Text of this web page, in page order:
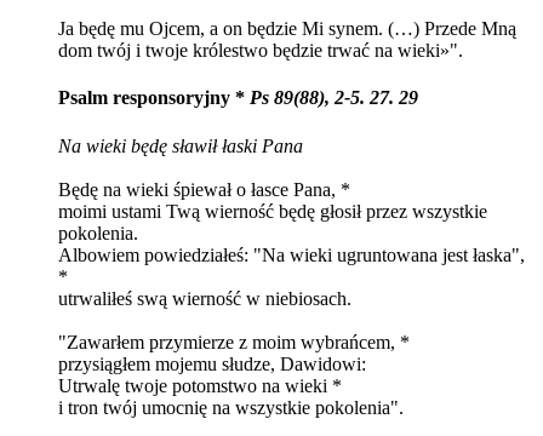
Ja będę mu Ojcem, a on będzie Mi synem. (…) Przede Mną
dom twój i twoje królestwo będzie trwać na wieki»".
Psalm responsoryjny * Ps 89(88), 2-5. 27. 29
Na wieki będę sławił łaski Pana
Będę na wieki śpiewał o łasce Pana, *
moimi ustami Twą wierność będę głosił przez wszystkie
pokolenia.
Albowiem powiedziałeś: "Na wieki ugruntowana jest łaska",
*
utrwaliłeś swą wierność w niebiosach.
"Zawarłem przymierze z moim wybrańcem, *
przysiągłem mojemu słudze, Dawidowi:
Utrwalę twoje potomstwo na wieki *
i tron twój umocnię na wszystkie pokolenia".